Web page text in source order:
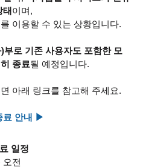
태이며,
이용할 수 있는 상황입니다.
부로 기존 사용자도 포함한 모
종료될 예정입니다.
아래 링크를 참고해 주세요.
료 안내 ▶
일정
오전